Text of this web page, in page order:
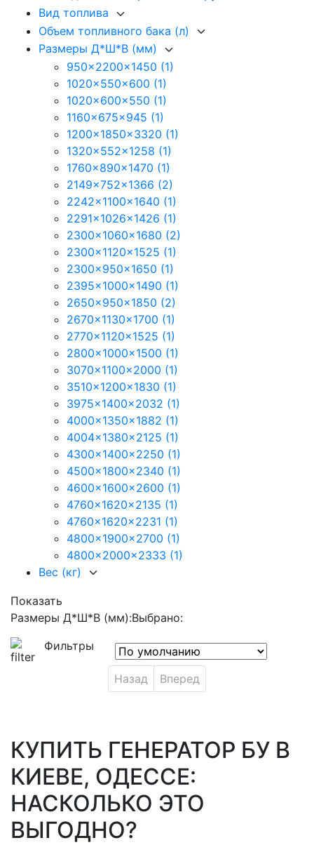
Вид топлива
Объем топливного бака (л)
Размеры Д*Ш*В (мм)
950x2200x1450 (1)
1020x550x600 (1)
1020x600x550 (1)
1160x675x945 (1)
1200x1850x3320 (1)
1320x552x1258 (1)
1760x890x1470 (1)
2149x752x1366 (2)
2242x1100x1640 (1)
2291x1026x1426 (1)
2300x1060x1680 (2)
2300x1120x1525 (1)
2300x950x1650 (1)
2395x1000x1490 (1)
2650x950x1850 (2)
2670x1130x1700 (1)
2770x1120x1525 (1)
2800x1000x1500 (1)
3070x1100x2000 (1)
3510x1200x1830 (1)
3975x1400x2032 (1)
4000x1350x1882 (1)
4004x1380x2125 (1)
4300x1400x2250 (1)
4500x1800x2340 (1)
4600x1600x2600 (1)
4760x1620x2135 (1)
4760x1620x2231 (1)
4800x1900x2700 (1)
4800x2000x2333 (1)
Вес (кг)
Показать
Размеры Д*Ш*В (мм):Выбрано:
Фильтры
Назад Вперед
КУПИТЬ ГЕНЕРАТОР БУ В
КИЕВЕ, ОДЕССЕ:
НАСКОЛЬКО ЭТО
ВЫГОДНО?